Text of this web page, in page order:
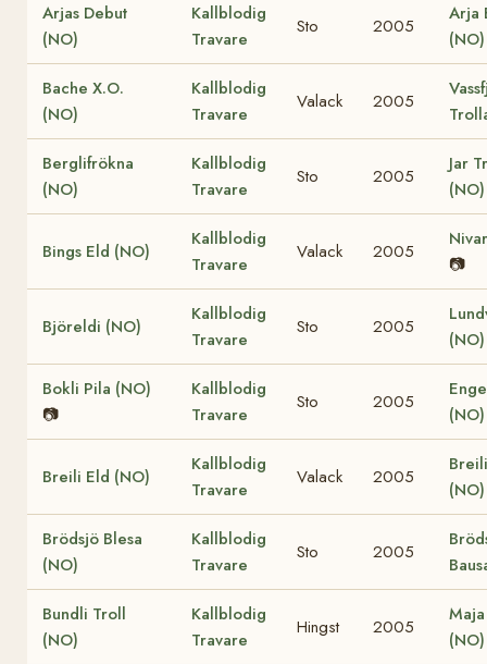
Arjas Debut
(NO)
Kallblodig
Travare
Sto 2005
Arja
(NO)
Bache X.O.
(NO)
Kallblodig
Travare
Valack 2005
Berglifrökna
(NO)
Kallblodig
Travare
Sto 2005
Jar
(NO)
Bings Eld (NO)
Kallblodig
Travare
Valack 2005
📷
Björeldi (NO)
Kallblodig
Travare
Sto 2005
(NO)
Bokli Pila (NO)
📷
Kallblodig
Travare
Sto 2005
(NO)
Breili Eld (NO)
Kallblodig
Travare
Valack 2005
(NO)
Brödsjö Blesa
(NO)
Kallblodig
Travare
Sto 2005
Bundli Troll
(NO)
Kallblodig
Travare
Hingst 2005
(NO)